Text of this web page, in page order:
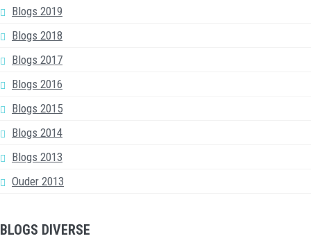
Blogs 2019
Blogs 2018
Blogs 2017
Blogs 2016
Blogs 2015
Blogs 2014
Blogs 2013
Ouder 2013
BLOGS DIVERSE